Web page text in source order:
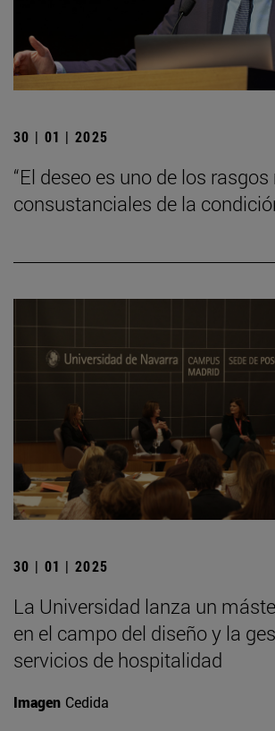
30 | 01 | 2025
“El deseo es uno de los
consustanciales de la
30 | 01 | 2025
La Universidad lanza un
en el campo del diseño y la
servicios de hospitalidad
Imagen Cedida